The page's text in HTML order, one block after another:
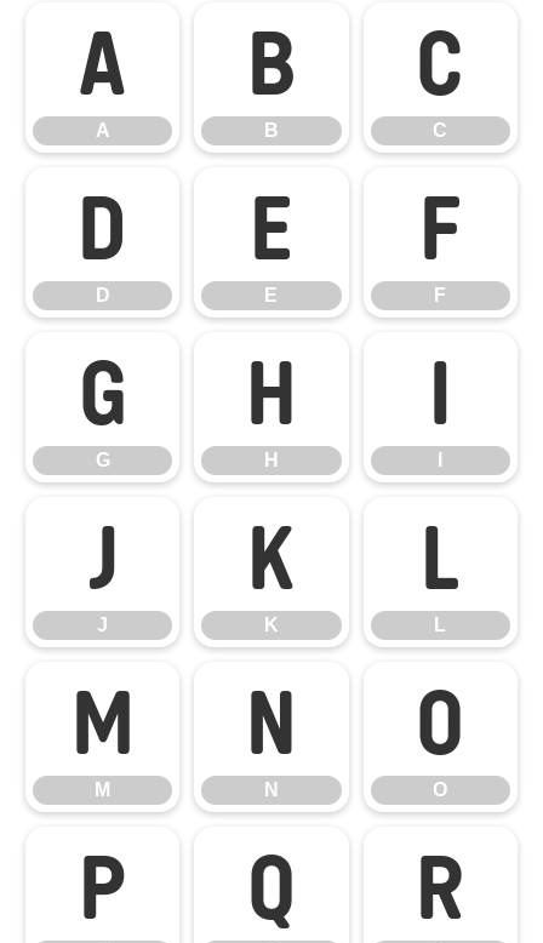
A
A
B
B
C
C
D
D
E
E
F
F
G
G
H
H
I
J
J
K
K
L
L
M
M
N
N
O
O
P Q R